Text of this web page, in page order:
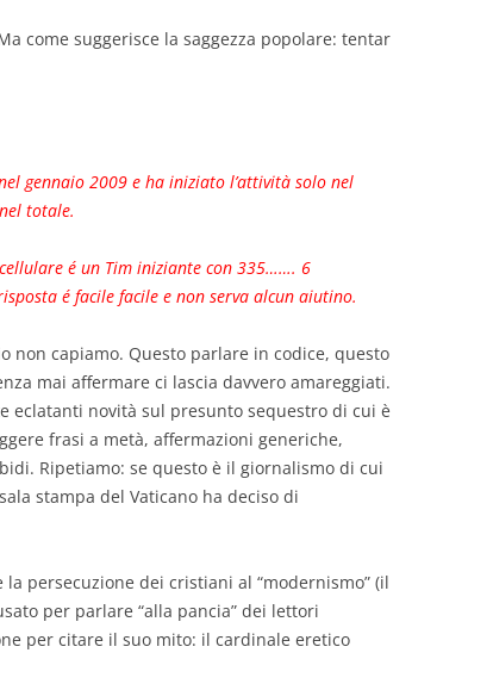
come suggerisce la saggezza popolare: tentar
gennaio 2009 e ha iniziato l’attività solo nel
totale.
é un Tim iniziante con 335……. 6
é facile facile e non serva alcun aiutino.
non capiamo. Questo parlare in codice, questo
mai affermare ci lascia davvero amareggiati.
eclatanti novità sul presunto sequestro di cui è
frasi a metà, affermazioni generiche,
Ripetiamo: se questo è il giornalismo di cui
stampa del Vaticano ha deciso di
persecuzione dei cristiani al “modernismo” (il
per parlare “alla pancia” dei lettori
per citare il suo mito: il cardinale eretico